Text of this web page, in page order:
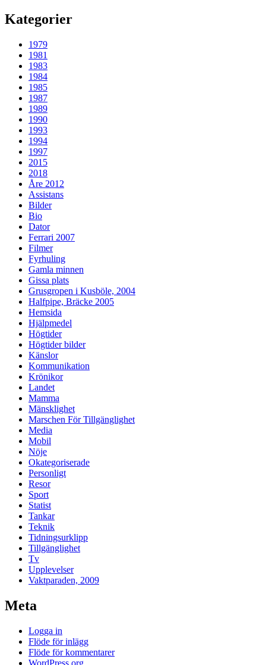
Kategorier
1979
1981
1983
1984
1985
1987
1989
1990
1993
1994
1997
2015
2018
Åre 2012
Assistans
Bilder
Bio
Dator
Ferrari 2007
Filmer
Fyrhuling
Gamla minnen
Gissa plats
Grusgropen i Kusböle, 2004
Halfpipe, Bräcke 2005
Hemsida
Hjälpmedel
Högtider
Högtider bilder
Känslor
Kommunikation
Krönikor
Landet
Mamma
Mänsklighet
Marschen För Tillgänglighet
Media
Mobil
Nöje
Okategoriserade
Personligt
Resor
Sport
Statist
Tankar
Teknik
Tidningsurklipp
Tillgänglighet
Tv
Upplevelser
Vaktparaden, 2009
Meta
Logga in
Flöde för inlägg
Flöde för kommentarer
WordPress.org